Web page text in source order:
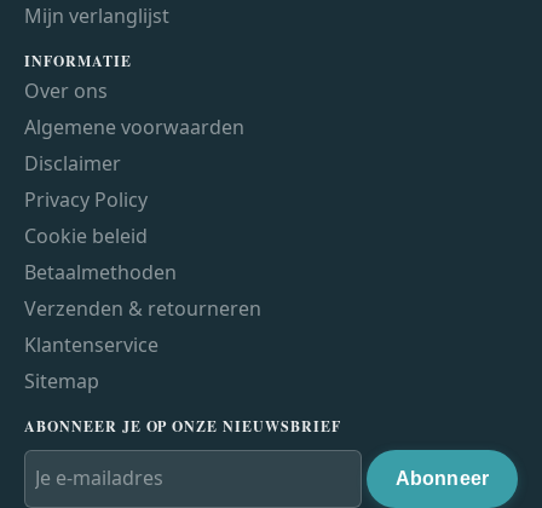
Mijn verlanglijst
INFORMATIE
Over ons
Algemene voorwaarden
Disclaimer
Privacy Policy
Cookie beleid
Betaalmethoden
Verzenden & retourneren
Klantenservice
Sitemap
ABONNEER JE OP ONZE NIEUWSBRIEF
Abonneer